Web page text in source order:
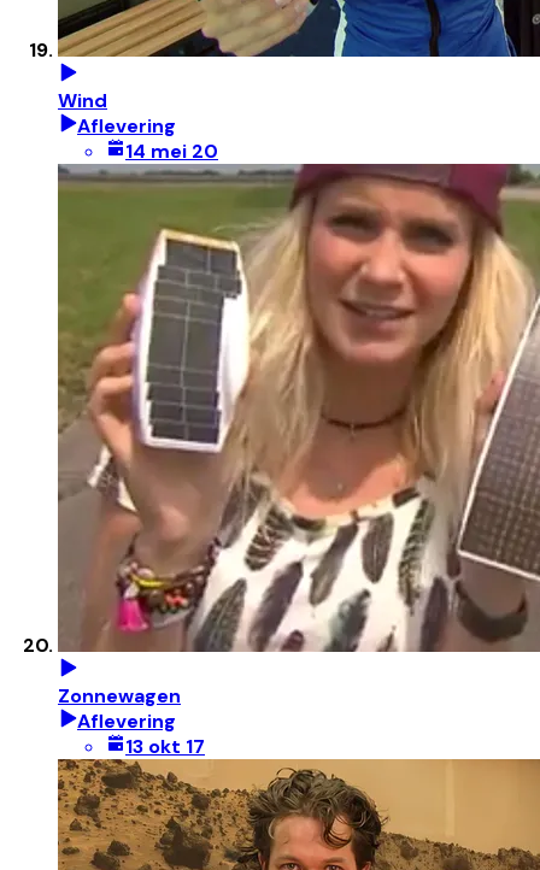
Wind
Aflevering
14 mei 20
Zonnewagen
Aflevering
13 okt 17